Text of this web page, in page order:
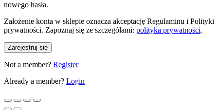
nowego hasła.
Założenie konta w sklepie oznacza akceptację Regulaminu i Polityki
prywatności. Zapoznaj się ze szczegółami: polityka prywatności.
Zarejestruj się
Not a member? Register
Already a member? Login